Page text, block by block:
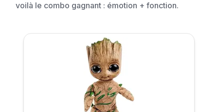
voilà le combo gagnant : émotion + fonction.